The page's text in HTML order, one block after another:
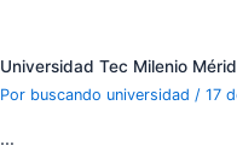
Universidad Tec Milenio
Por buscando universidad / 17
…